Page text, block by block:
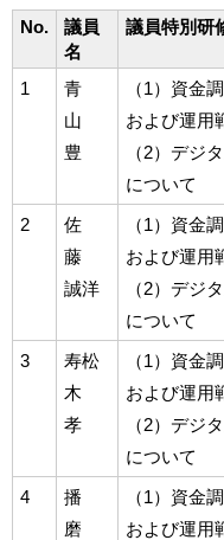
No.
議員
名
議員特別研
1
青
山
豊
（1）資金
および運用
（2）デジ
について
2
佐
藤
誠洋
（1）資金
および運用
（2）デジ
について
3
寿松
木
孝
（1）資金
および運用
（2）デジ
について
4
播
磨
（1）資金
および運用